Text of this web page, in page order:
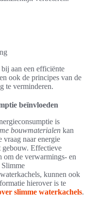
aan een efficiënte
ook de principes van de
te verminderen.
beïnvloeden
is
bouwmaterialen kan
vraag naar energie
gebouw. Effectieve
om de verwarmings- en
Slimme
kunnen ook
hierover is te
slimme waterkachels.